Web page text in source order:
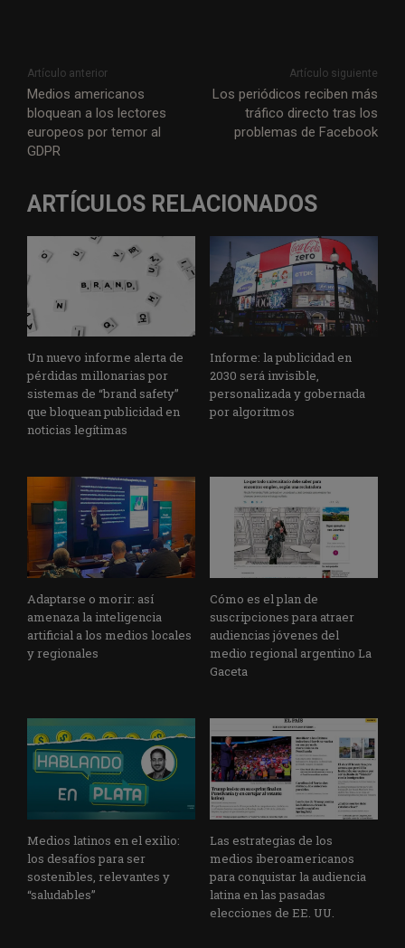
Artículo anterior
Medios americanos
bloquean a los lectores
europeos por temor al
GDPR
Artículo siguiente
Los periódicos reciben más
tráfico directo tras los
problemas de Facebook
ARTÍCULOS RELACIONADOS
Un nuevo informe alerta de
pérdidas millonarias por
sistemas de “brand safety”
que bloquean publicidad en
noticias legítimas
Informe: la publicidad en
2030 será invisible,
personalizada y gobernada
por algoritmos
Adaptarse o morir: así
amenaza la inteligencia
artificial a los medios locales
y regionales
Cómo es el plan de
suscripciones para atraer
audiencias jóvenes del
medio regional argentino La
Gaceta
Medios latinos en el exilio:
los desafíos para ser
sostenibles, relevantes y
“saludables”
Las estrategias de los
medios iberoamericanos
para conquistar la audiencia
latina en las pasadas
elecciones de EE. UU.